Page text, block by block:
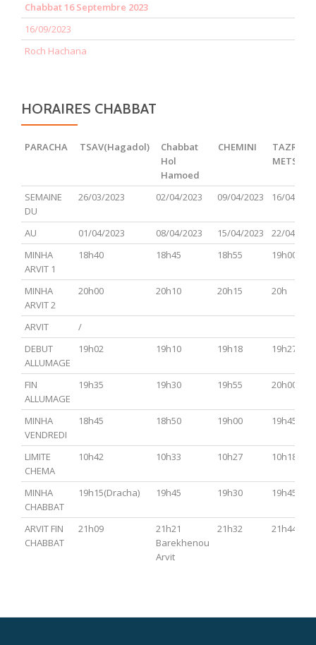
Chabbat 16 Septembre 2023
16/09/2023
Roch Hachana
HORAIRES CHABBAT
PARACHA TSAV(Hagadol)
Chabbat
Hol
Hamoed
CHEMINI
TAZRIA
PARACHA TSAV(Hagadol)
Chabbat
Hamoed
CHEMINI
TAZRIA
SEMAINE
DU
26/03/2023 02/04/2023 09/04/2023 16/04/
AU 01/04/2023 08/04/2023 15/04/2023
22/04/
MINHA
ARVIT 1
18h40 18h45 18h55 19h00
MINHA
ARVIT 2
20h00 20h10 20h15 20h
ARVIT
/
DEBUT
ALLUMAGE
19h02 19h10 19h18 19h27
FIN
ALLUMAGE
19h35 19h30 19h55 20h00
MINHA
VENDREDI
18h45 18h50 19h00 19h45
LIMITE
CHEMA
10h42 10h33 10h27 10h18
MINHA
CHABBAT
19h15(Dracha) 19h45 19h30 19h45
ARVIT FIN
CHABBAT
21h09
21h21
Barekhenou
Arvit
21h32 21h44